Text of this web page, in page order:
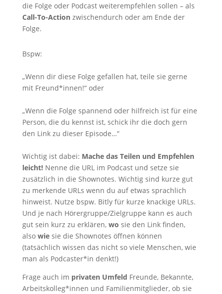
die Folge oder Podcast weiterempfehlen sollen – als
Call-To-Actionzwischendurch oder am Ende der
Folge.
Bspw:
„Wenn dir diese Folge gefallen hat, teile sie gerne
mit Freund*innen!“ oder
„Wenn die Folge spannend oder hilfreich ist für eine
Person, die du kennst ist, schick ihr die doch gern
den Link zu dieser Episode…“
Wichtig ist dabei: Mache das Teilen und Empfehlen
leicht!Nenne die URL im Podcast und setze sie
zusätzlich in die Shownotes. Wichtig sind kurze gut
zu merkende URLs wenn du auf etwas sprachlich
hinweist. Nutze bspw. Bitly für kurze knackige URLs.
Und je nach Hörergruppe/Zielgruppe kann es auch
gut sein kurz zu erklären, wo sie den Link finden,
also wiesie die Shownotes öffnen können
(tatsächlich wissen das nicht so viele Menschen, wie
man als Podcaster*in denkt!)
Frage auch im privaten Umfeld Freunde, Bekannte,
Arbeitskolleg*innen und Familienmitglieder, ob sie